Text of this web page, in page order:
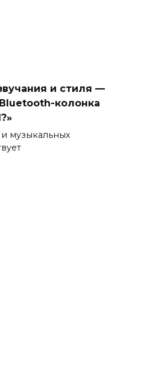
и стиля —
колонка
музыкальных